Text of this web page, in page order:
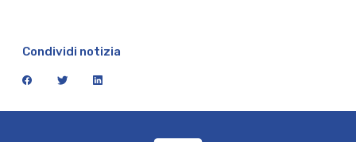
Condividi notizia
facebook twitter linkedin